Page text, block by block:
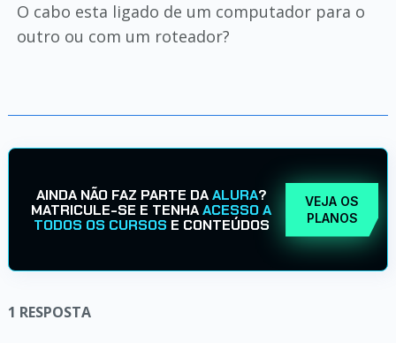
O cabo esta ligado de um computador para o
outro ou com um roteador?
AINDA NÃO FAZ PARTE DAALURA?
MATRICULE-SE E TENHAACESSO A
TODOS OS CURSOS E CONTEÚDOS
VEJA OS
PLANOS
1 RESPOSTA